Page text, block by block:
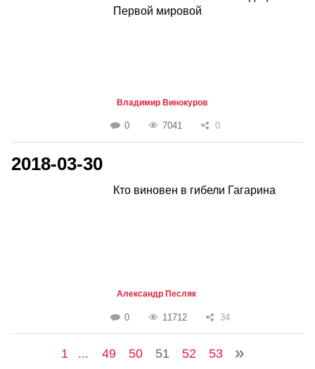
Первой мировой
Владимир Винокуров
0 7041 0
2018-03-30
Кто виновен в гибели Гагарина
Александр Песляк
0 11712 34
1 ... 49 50 51 52 53